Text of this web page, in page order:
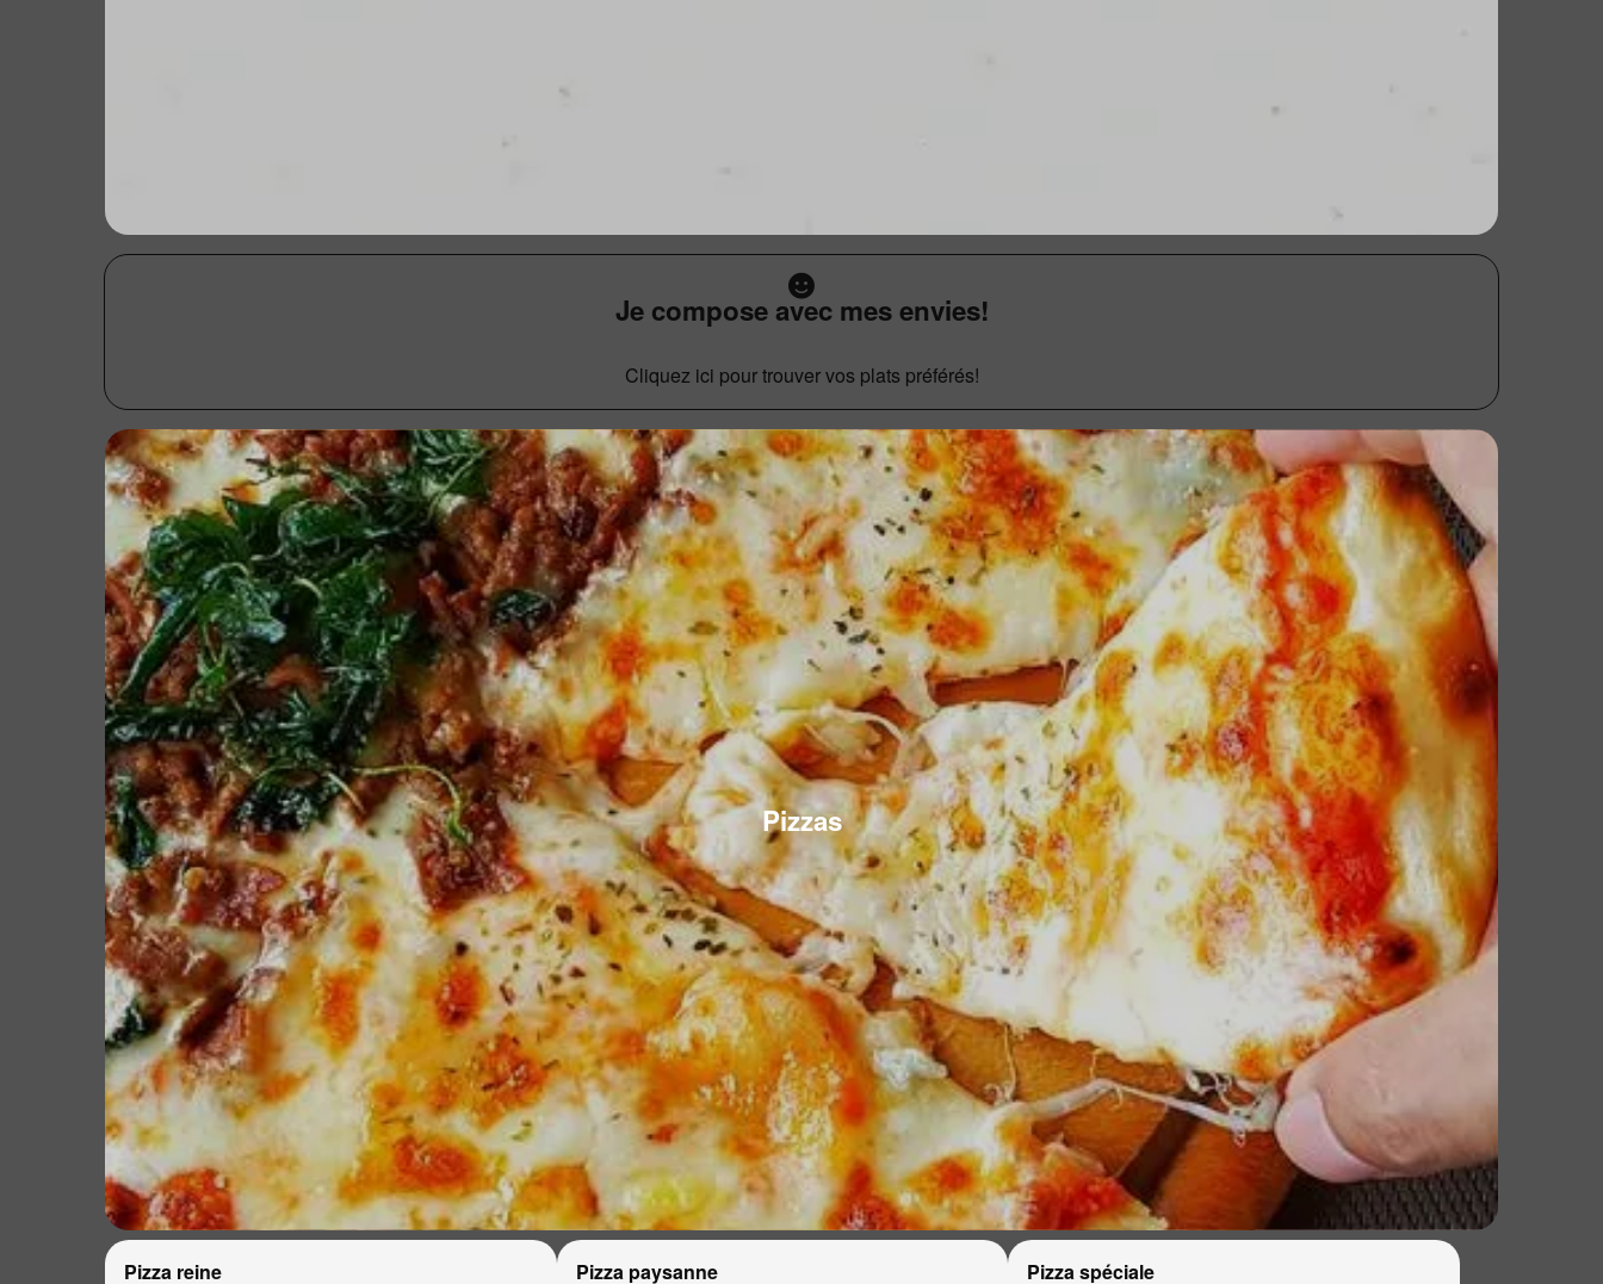
Je compose avec mes envies!
Cliquez ici pour trouver vos plats préférés!
Pizzas
Pizza reine Pizza paysanne Pizza spéciale